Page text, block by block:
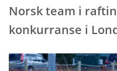
Norsk team i
konkurranse i